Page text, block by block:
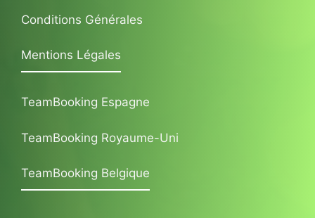
Conditions Générales
Mentions Légales
TeamBooking Espagne
TeamBooking Royaume-Uni
TeamBooking Belgique